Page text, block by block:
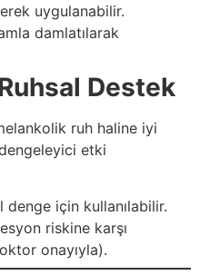
uygulanabilir.
damlatılarak
Destek
ruh haline iyi
etki
denge için kullanılabilir.
riskine karşı
onayıyla).